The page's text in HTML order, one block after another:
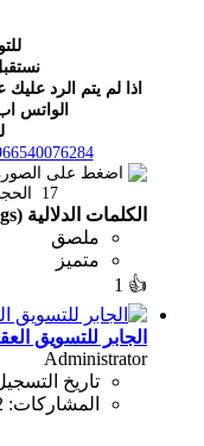
نستقبل
اذا لم يتم الرد
الواتس
الكلمات الدلالية (Tags):
ملصق
متميز
👍
1
الجابر للتسويق
Administrator
تاريخ
المشاركات: